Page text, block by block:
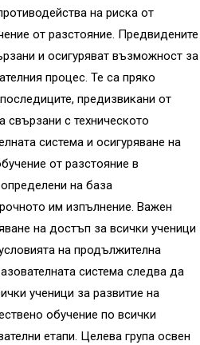
на риска от
от разстояние. Предвидените
и осигуряват възможност за
процес. Те са пряко
предизвикани от
свързани с техническото
система и осигуряване на
от разстояние в
на база
им изпълнение. Важен
на достъп за всички ученици
на продължителна
система следва да
ученици за развитие на
обучение по всички
етапи. Целева група освен